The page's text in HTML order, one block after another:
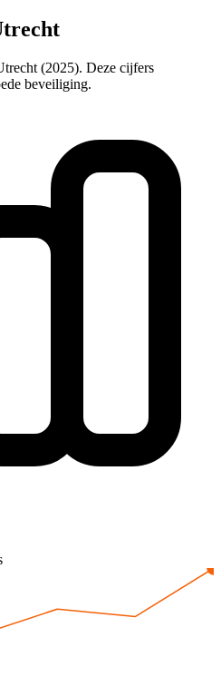
(2025). Deze cijfers
beveiliging.